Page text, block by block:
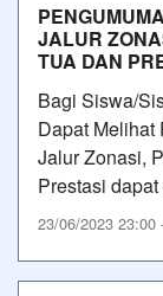
JALUR
TUA DAN
Bagi Siswa/
Dapat Melihat
Jalur Zonasi,
Prestasi
23/06/2023 23:00